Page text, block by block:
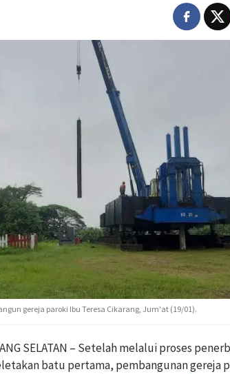
gereja paroki Ibu Teresa Cikarang, Jum'at (19/01).
SELATAN – Setelah melalui proses
batu pertama, pembangunan gereja